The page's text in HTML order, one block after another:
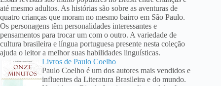
até mesmo adultos. As histórias são sobre as aventuras de
quatro crianças que moram no mesmo bairro em São Paulo.
Os personagens têm personalidades interessantes e
pensamentos para trocar um com o outro. A variedade de
cultura brasileira e língua portuguesa presente nesta coleção
ajuda o leitor a melhor suas habilidades linguísticas.
Livros de Paulo Coelho
Paulo Coelho é um dos autores mais vendidos e
influentes da Literatura Brasileira e do mundo.